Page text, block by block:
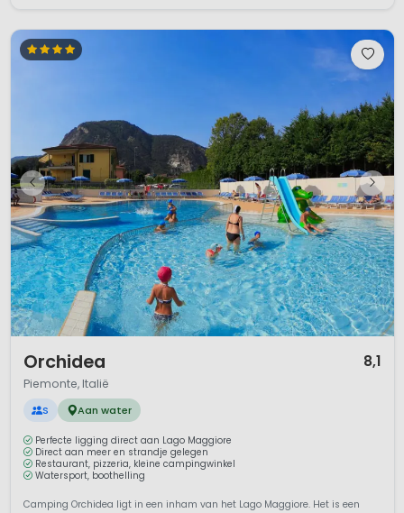
Orchidea 8,1
Piemonte, Italië
S Aan water
Perfecte ligging direct aan Lago Maggiore
Direct aan meer en strandje gelegen
Restaurant, pizzeria, kleine campingwinkel
Watersport, boothelling
Camping Orchidea ligt in een inham van het Lago Maggiore. Het is een